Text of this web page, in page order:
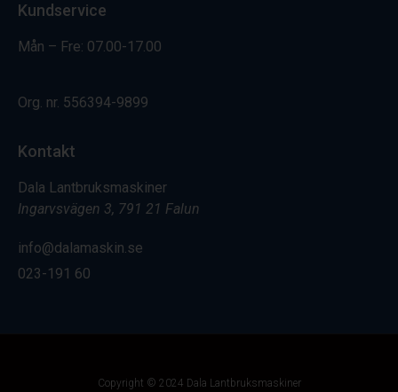
Kundservice
Mån – Fre: 07.00-17.00
Org. nr. 556394-9899
Kontakt
Dala Lantbruksmaskiner
Ingarvsvägen 3, 791 21 Falun
info@dalamaskin.se
023-191 60
Copyright © 2024 Dala Lantbruksmaskiner